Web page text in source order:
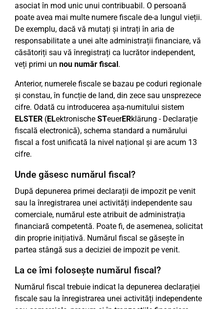
asociat în mod unic unui contribuabil. O persoană
poate avea mai multe numere fiscale de-a lungul vieții.
De exemplu, dacă vă mutați și intrați în aria de
responsabilitate a unei alte administrații financiare, vă
căsătoriți sau vă înregistrați ca lucrător independent,
veți primi un nou număr fiscal.
Anterior, numerele fiscale se bazau pe coduri regionale
și constau, în funcție de land, din zece sau unsprezece
cifre. Odată cu introducerea așa-numitului sistem
ELSTER (ELektronische STeuerERklärung - Declarație
fiscală electronică), schema standard a numărului
fiscal a fost unificată la nivel național și are acum 13
cifre.
Unde găsesc numărul fiscal?
După depunerea primei declarații de impozit pe venit
sau la înregistrarea unei activități independente sau
comerciale, numărul este atribuit de administrația
financiară competentă. Poate fi, de asemenea, solicitat
din proprie inițiativă. Numărul fiscal se găsește în
partea stângă sus a deciziei de impozit pe venit.
La ce îmi folosește numărul fiscal?
Numărul fiscal trebuie indicat la depunerea declarației
fiscale sau la înregistrarea unei activități independente